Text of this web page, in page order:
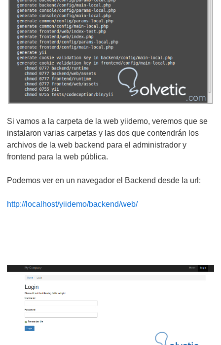
Si vamos a la carpeta de la web yiidemo, veremos que se
instalaron varias carpetas y las dos que contendrán los
archivos de la web backend para el administrador y
frontend para la web pública.
Podemos ver en un navegador el Backend desde la url:
http://localhost/yiidemo/backend/web/